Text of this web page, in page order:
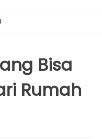
Bisa
Rumah